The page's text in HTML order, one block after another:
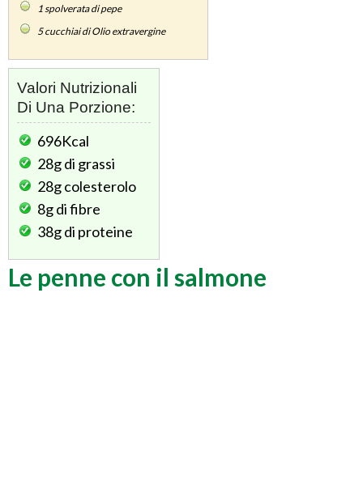
1spolverata di pepe
5cucchiai di Olio extravergine
Valori Nutrizionali
Di Una Porzione:
696Kcal
28gdi grassi
28gcolesterolo
8gdi fibre
38gdi proteine
Le penne con il salmone